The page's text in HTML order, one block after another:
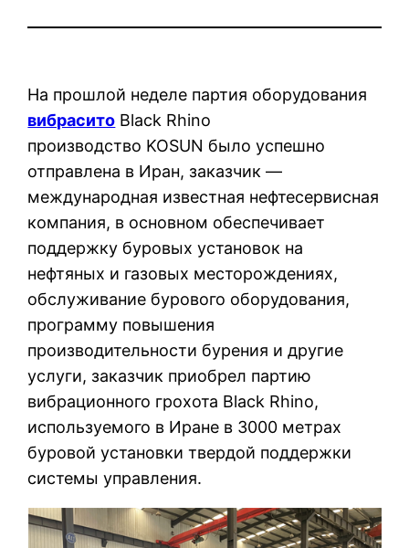
На прошлой неделе партия оборудования
вибрасито Black Rhino
производство KOSUN было успешно
отправлена в Иран, заказчик —
международная известная нефтесервисная
компания, в основном обеспечивает
поддержку буровых установок на
нефтяных и газовых месторождениях,
обслуживание бурового оборудования,
программу повышения
производительности бурения и другие
услуги, заказчик приобрел партию
вибрационного грохота Black Rhino,
используемого в Иране в 3000 метрах
буровой установки твердой поддержки
системы управления.